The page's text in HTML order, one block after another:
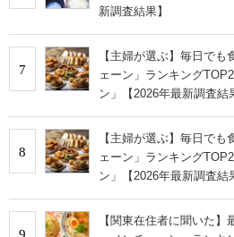
新調査結果】
7
【主婦が選ぶ】毎日で
ェーン」ランキング
ン」【2026年最新調査結
8
【主婦が選ぶ】毎日で
ェーン」ランキング
ン」【2026年最新調査結
9
【関東在住者に聞いた